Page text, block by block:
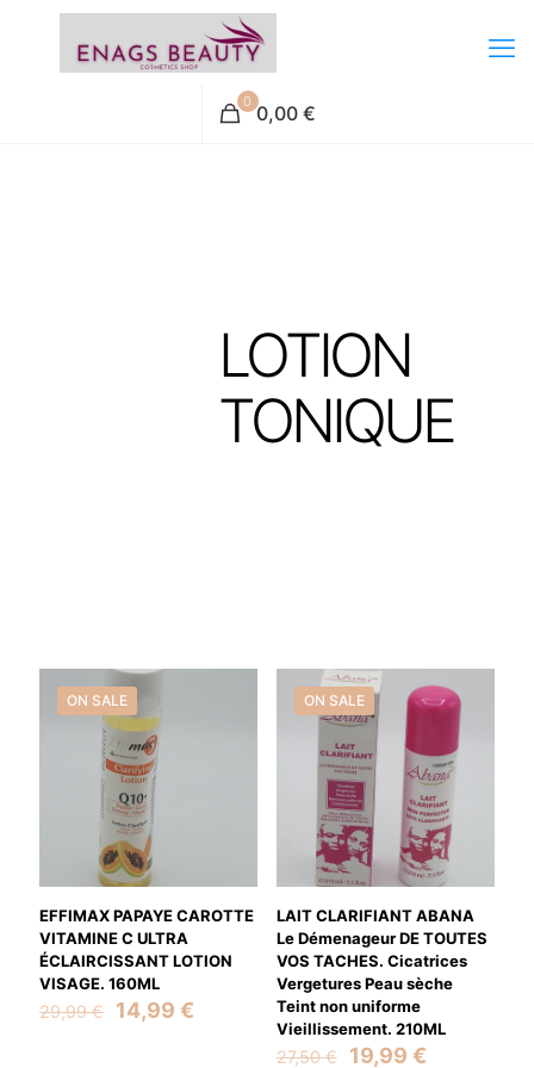
0 0,00 €
LOTION
TONIQUE
ON SALE
EFFIMAX PAPAYE CAROTTE
VITAMINE C ULTRA
ÉCLAIRCISSANT LOTION
VISAGE. 160ML
29,99€
Original
14,99 €
ON SALE
LAIT CLARIFIANT ABANA
Le Démenageur DE TOUTES
VOS TACHES. Cicatrices
Vergetures Peau sèche
Teint non uniforme
Vieillissement. 210ML
27,50€
Original
19,99 €Current